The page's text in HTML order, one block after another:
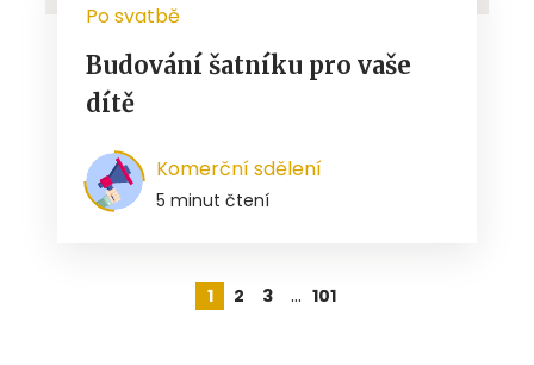
Po svatbě
Budování šatníku pro vaše
dítě
Komerční sdělení
5 minut čtení
1 2 3 … 101